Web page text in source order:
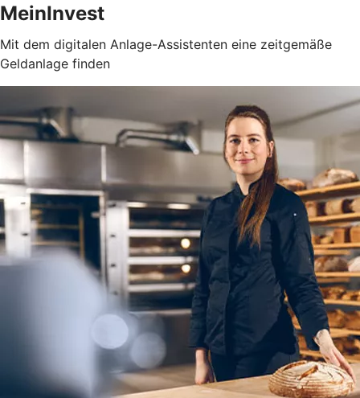
MeinInvest
Mit dem digitalen Anlage-Assistenten eine zeitgemäße
Geldanlage finden